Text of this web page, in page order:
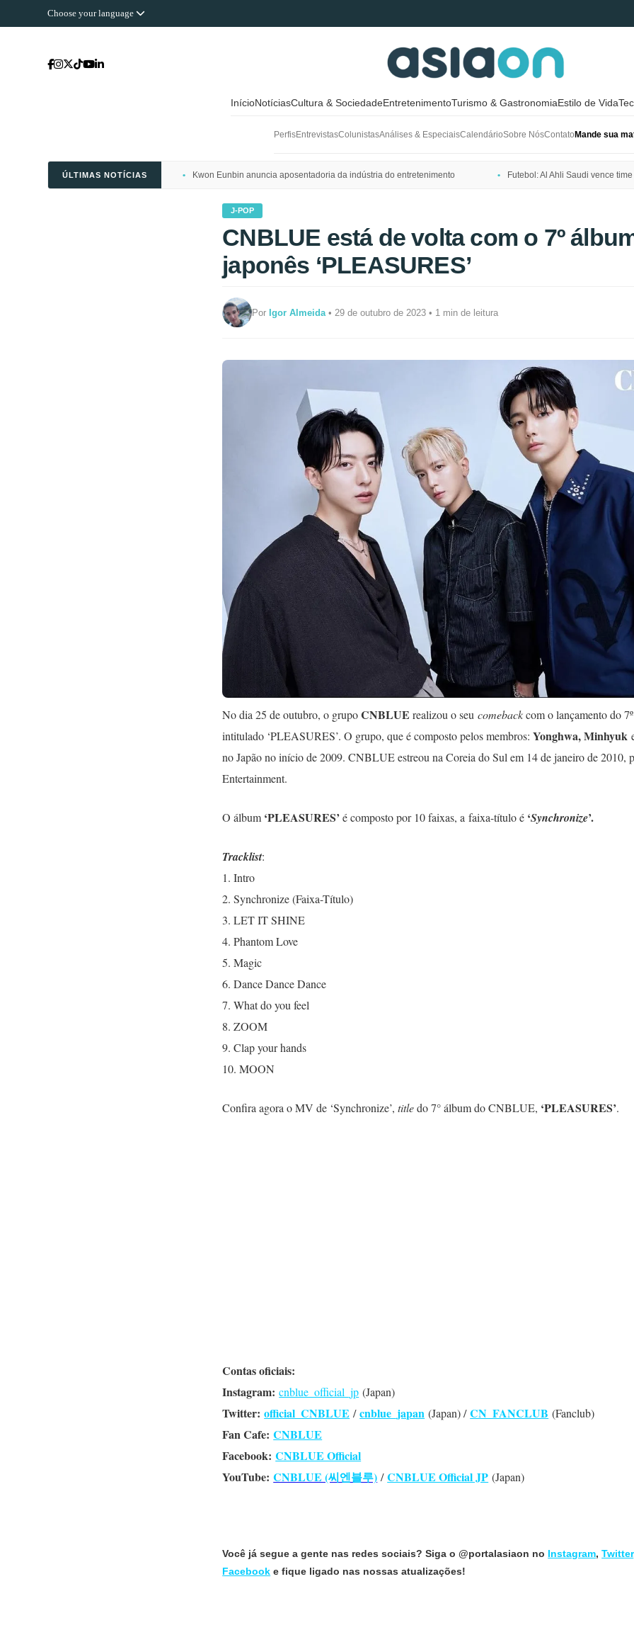
Choose your language
InícioNotíciasCultura & SociedadeEntretenimentoTurismo & GastronomiaEstilo de Vida
PerfisEntrevistasColunistasAnálises & EspeciaisCalendárioSobre NósContato Mande sua
ÚLTIMAS NOTÍCIAS Kwon Eunbin anuncia aposentadoria da indústria do entretenimento Futebol: Al Ahli Saudi vence
J-POP
CNBLUE está de volta com o 7º
japonês ‘PLEASURES’
PorIgor Almeida • 29 de outubro de 2023 • 1 min de leitura
No dia 25 de outubro, o grupoCNBLUE realizou o seucomebackcom o lançamento do
intitulado ‘PLEASURES’. O grupo, que é composto pelos membros:Yonghwa, Minhyuk
no Japão no início de 2009. CNBLUE estreou na Coreia do Sul em 14 de janeiro de 2010,
Entertainment.
O álbum ‘PLEASURES’é composto por 10 faixas, a faixa-título é ‘Synchronize’.
Tracklist:
1. Intro
2. Synchronize (Faixa-Título)
3. LET IT SHINE
4. Phantom Love
5. Magic
6. Dance Dance Dance
7. What do you feel
8. ZOOM
9. Clap your hands
10. MOON
Confira agora o MV de ‘Synchronize’,titledo 7° álbum do CNBLUE, ‘PLEASURES’.
Contas oficiais:
Instagram: cnblue_official_jp (Japan)
Twitter: official_CNBLUE /cnblue_japan (Japan) /CN_FANCLUB (Fanclub)
Fan Cafe: CNBLUE
Facebook: CNBLUE Official
YouTube: CNBLUE (씨엔블루) /CNBLUE Official JP (Japan)
Você já segue a gente nas redes sociais? Siga o @portalasiaon no Instagram,Twitter
Facebook e fique ligado nas nossas atualizações!